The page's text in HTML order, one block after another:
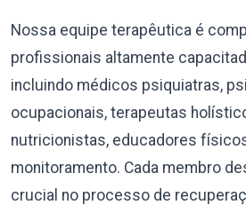
Nossa equipe terapêutica é
profissionais altamente
incluindo médicos psiquiatras,
ocupacionais, terapeutas
nutricionistas, educadores
monitoramento. Cada membro
crucial no processo de